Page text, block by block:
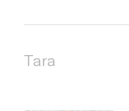
Tara